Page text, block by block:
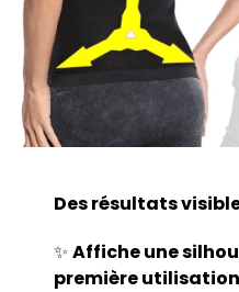
Des résultats
✨Affiche une
première